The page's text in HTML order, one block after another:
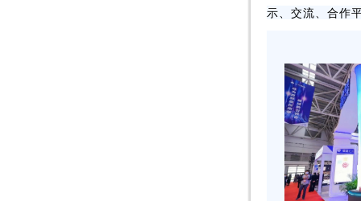
示、交流、合作